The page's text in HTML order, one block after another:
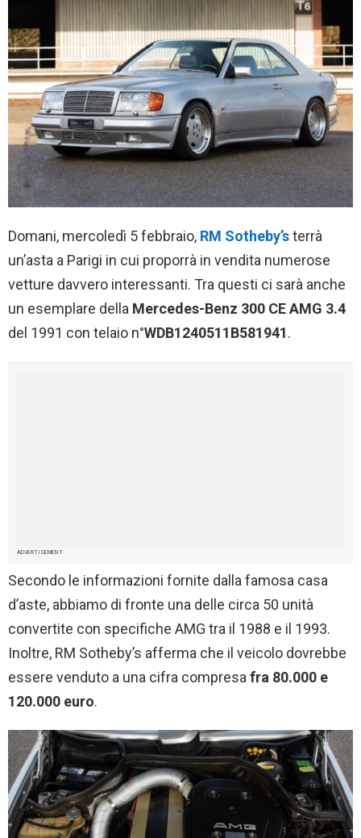
Domani, mercoledì 5 febbraio, RM Sotheby’sterrà
un’asta a Parigi in cui proporrà in vendita numerose
vetture davvero interessanti. Tra questi ci sarà anche
un esemplare della Mercedes-Benz 300 CE AMG 3.4
del 1991 con telaio n°WDB1240511B581941.
ADVERTISEMENT
Secondo le informazioni fornite dalla famosa casa
d’aste, abbiamo di fronte una delle circa 50 unità
convertite con specifiche AMG tra il 1988 e il 1993.
Inoltre, RM Sotheby’s afferma che il veicolo dovrebbe
essere venduto a una cifra compresafra 80.000 e
120.000 euro.